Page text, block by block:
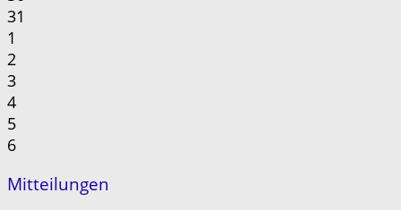
31
1
2
3
4
5
6
Mitteilungen